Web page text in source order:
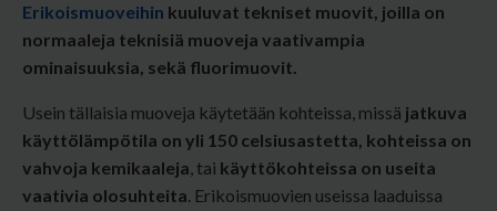
Erikoismuoveihin kuuluvat tekniset muovit, joilla on
normaaleja teknisiä muoveja vaativampia
ominaisuuksia, sekä fluorimuovit.
Usein tällaisia muoveja käytetään kohteissa, missä jatkuva
käyttölämpötila on yli 150 celsiusastetta, kohteissa on
vahvoja kemikaaleja, tai käyttökohteissa on useita
vaativia olosuhteita. Erikoismuovien useissa laaduissa